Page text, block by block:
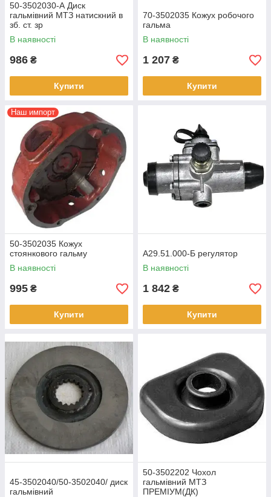
50-3502030-А Диск
гальмівний МТЗ натискний в
зб. ст. зр
В наявності
986 ₴
Купити
70-3502035 Кожух робочого
гальма
В наявності
1 207 ₴
Купити
Наш импорт
50-3502035 Кожух
стоянкового гальму
В наявності
995 ₴
Купити
А29.51.000-Б регулятор
В наявності
1 842 ₴
Купити
45-3502040/50-3502040/ диск
гальмівний
50-3502202 Чохол
гальмівний МТЗ
ПРЕМІУМ(ДК)